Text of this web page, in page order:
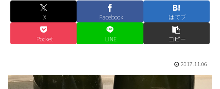
X Facebook はてブ
Pocket LINE コピー
2017.11.06